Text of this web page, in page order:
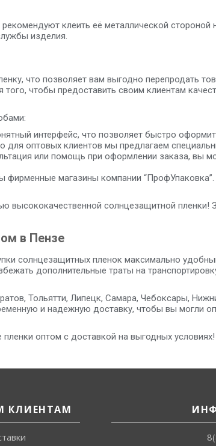
клеить её металлической стороной
изделия.
что позволяет вам выгодно перепродать
чтобы предоставить своим клиентам
интерфейс, что позволяет быстро
для оптовых клиентов мы предлагаем
или помощь при оформлении заказа, вы
фирменные магазины компании
высококачественной солнцезащитной пленки!
в Пензе
солнцезащитных пленок максимально
дополнительные траты на
Тольятти, Липецк, Самара, Чебоксары,
и надежную доставку, чтобы вы могли
оптом с доставкой на выгодных условиях!
КЛИЕНТАМ